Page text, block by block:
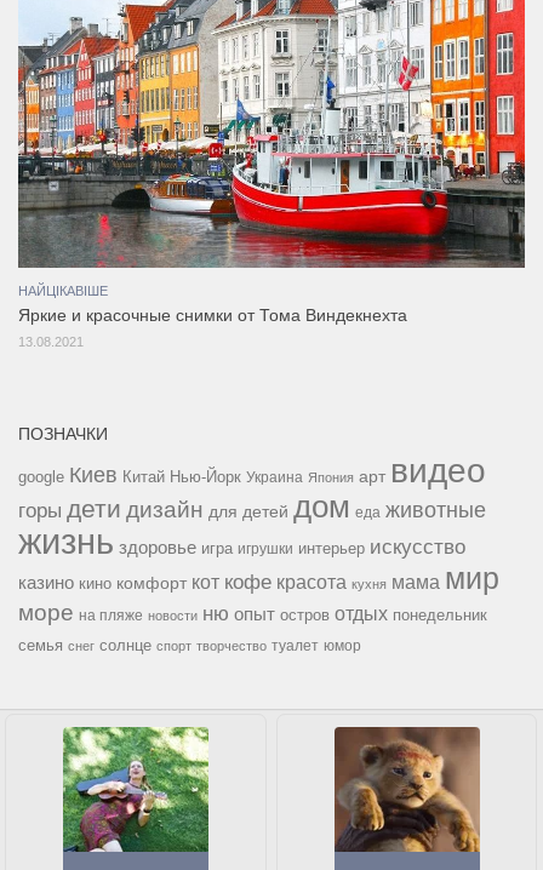
НАЙЦІКАВІШЕ
Яркие и красочные снимки от Тома Виндекнехта
13.08.2021
ПОЗНАЧКИ
google Киев Китай Нью-Йорк Украина Япония арт видео
горы дети дизайн для детей дом еда животные
жизнь здоровье игра игрушки интерьер искусство
казино кино комфорт кот кофе красота кухня мама мир
море на пляже новости ню опыт остров отдых понедельник
семья снег солнце спорт творчество туалет юмор